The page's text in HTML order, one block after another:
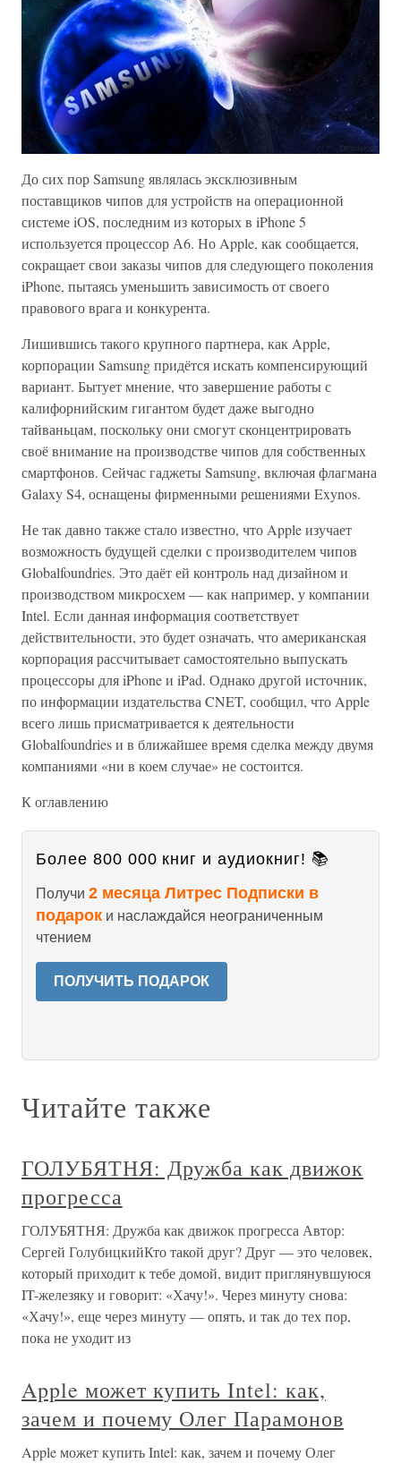
До сих пор Samsung являлась эксклюзивным
поставщиков чипов для устройств на операционной
системе iOS, последним из которых в iPhone 5
используется процессор А6. Но Apple, как сообщается,
сокращает свои заказы чипов для следующего поколения
iPhone, пытаясь уменьшить зависимость от своего
правового врага и конкурента.
Лишившись такого крупного партнера, как Apple,
корпорации Samsung придётся искать компенсирующий
вариант. Бытует мнение, что завершение работы с
калифорнийским гигантом будет даже выгодно
тайваньцам, поскольку они смогут сконцентрировать
своё внимание на производстве чипов для собственных
смартфонов. Сейчас гаджеты Samsung, включая флагмана
Galaxy S4, оснащены фирменными решениями Exynos.
Не так давно также стало известно, что Apple изучает
возможность будущей сделки с производителем чипов
Globalfoundries. Это даёт ей контроль над дизайном и
производством микросхем — как например, у компании
Intel. Если данная информация соответствует
действительности, это будет означать, что американская
корпорация рассчитывает самостоятельно выпускать
процессоры для iPhone и iPad. Однако другой источник,
по информации издательства CNET, сообщил, что Apple
всего лишь присматривается к деятельности
Globalfoundries и в ближайшее время сделка между двумя
компаниями «ни в коем случае» не состоится.
К оглавлению
Более 800 000 книг и аудиокниг! 📚
Получи 2 месяца Литрес Подписки в
подарок и наслаждайся неограниченным
чтением
ПОЛУЧИТЬ ПОДАРОК
Читайте также
ГОЛУБЯТНЯ: Дружба как движок
прогресса
ГОЛУБЯТНЯ: Дружба как движок прогресса Автор:
Сергей ГолубицкийКто такой друг? Друг — это человек,
который приходит к тебе домой, видит приглянувшуюся
IT-железяку и говорит: «Хачу!». Через минуту снова:
«Хачу!», еще через минуту — опять, и так до тех пор,
пока не уходит из
Apple может купить Intel: как,
зачем и почему Олег Парамонов
Apple может купить Intel: как, зачем и почему Олег